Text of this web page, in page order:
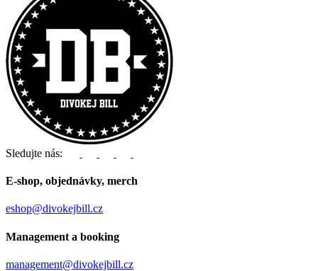
Sledujte nás:
E-shop, objednávky, merch
eshop@divokejbill.cz
Management a booking
management@divokejbill.cz